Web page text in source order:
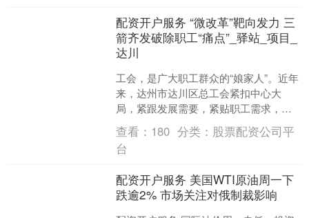
配资开户服务 “微改革”靶向发力 三
箭齐发破除职工“痛点”_驿站_项目_
达川
工会，是广大职工群众的“娘家人”。近年
来，达州市达川区总工会紧扣中心大
局，紧跟发展需要，紧贴职工需求，以
三项创新“微改革”为抓手——工地工会、
教工之家和工会驿站....
查看： 180 分类： 股票配资公司平
台
配资开户服务 美国WTI原油周一下
跌逾2% 市场关注对俄制裁影响